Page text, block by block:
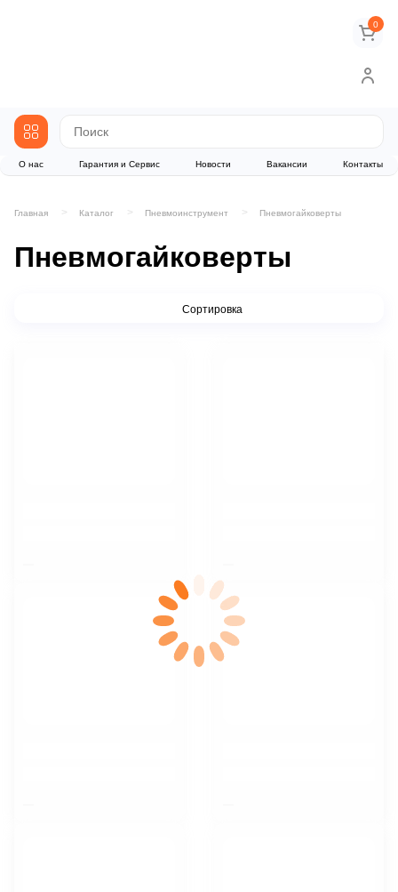
0
О нас Гарантия и Сервис Новости Вакансии Контакты
Главная Каталог Пневмоинструмент Пневмогайковерты
Пневмогайковерты
Сортировка